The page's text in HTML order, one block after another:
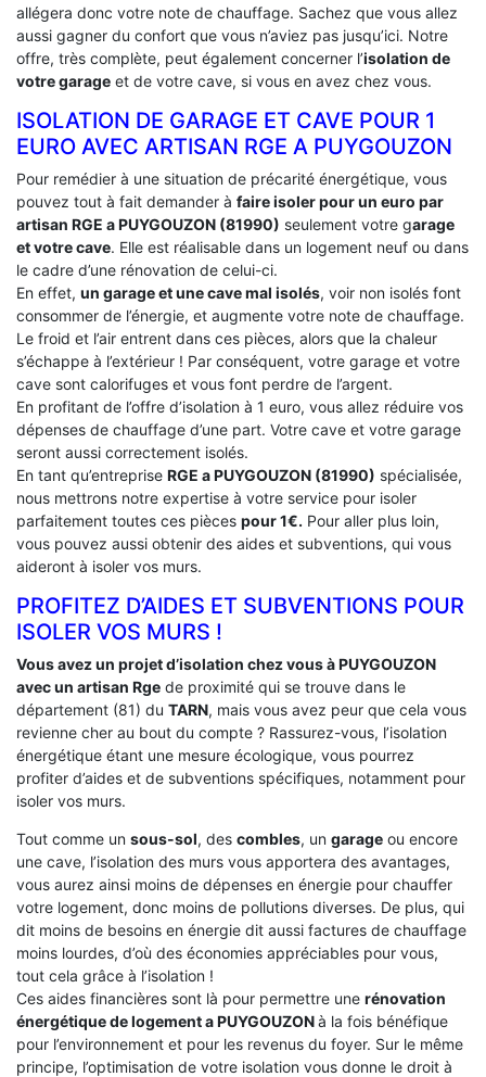
allégera donc votre note de chauffage. Sachez que vous allez
aussi gagner du confort que vous n’aviez pas jusqu’ici. Notre
offre, très complète, peut également concerner l’isolation de
votre garage et de votre cave, si vous en avez chez vous.
ISOLATION DE GARAGE ET CAVE POUR 1
EURO AVEC ARTISAN RGE A PUYGOUZON
Pour remédier à une situation de précarité énergétique, vous
pouvez tout à fait demander à faire isoler pour un euro par
artisan RGE a PUYGOUZON (81990) seulement votre garage
et votre cave. Elle est réalisable dans un logement neuf ou dans
le cadre d’une rénovation de celui-ci.
En effet, un garage et une cave mal isolés, voir non isolés font
consommer de l’énergie, et augmente votre note de chauffage.
Le froid et l’air entrent dans ces pièces, alors que la chaleur
s’échappe à l’extérieur ! Par conséquent, votre garage et votre
cave sont calorifuges et vous font perdre de l’argent.
En profitant de l’offre d’isolation à 1 euro, vous allez réduire vos
dépenses de chauffage d’une part. Votre cave et votre garage
seront aussi correctement isolés.
En tant qu’entreprise RGE a PUYGOUZON (81990) spécialisée,
nous mettrons notre expertise à votre service pour isoler
parfaitement toutes ces pièces pour 1€. Pour aller plus loin,
vous pouvez aussi obtenir des aides et subventions, qui vous
aideront à isoler vos murs.
PROFITEZ D’AIDES ET SUBVENTIONS POUR
ISOLER VOS MURS !
Vous avez un projet d’isolation chez vous à PUYGOUZON
avec un artisan Rge de proximité qui se trouve dans le
département (81) du TARN, mais vous avez peur que cela vous
revienne cher au bout du compte ? Rassurez-vous, l’isolation
énergétique étant une mesure écologique, vous pourrez
profiter d’aides et de subventions spécifiques, notamment pour
isoler vos murs.
Tout comme un sous-sol, des combles, un garage ou encore
une cave, l’isolation des murs vous apportera des avantages,
vous aurez ainsi moins de dépenses en énergie pour chauffer
votre logement, donc moins de pollutions diverses. De plus, qui
dit moins de besoins en énergie dit aussi factures de chauffage
moins lourdes, d’où des économies appréciables pour vous,
tout cela grâce à l’isolation !
Ces aides financières sont là pour permettre une rénovation
énergétique de logement aPUYGOUZONà la fois bénéfique
pour l’environnement et pour les revenus du foyer. Sur le même
principe, l’optimisation de votre isolation vous donne le droit à